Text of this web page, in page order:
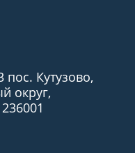
Кутузово,
округ,